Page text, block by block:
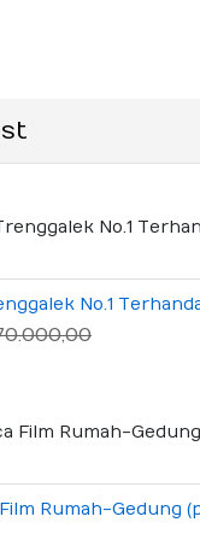
No.1
Rumah-Gedung